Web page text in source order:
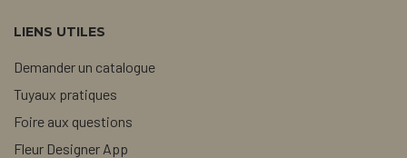
LIENS UTILES
Demander un catalogue
Tuyaux pratiques
Foire aux questions
Fleur Designer App